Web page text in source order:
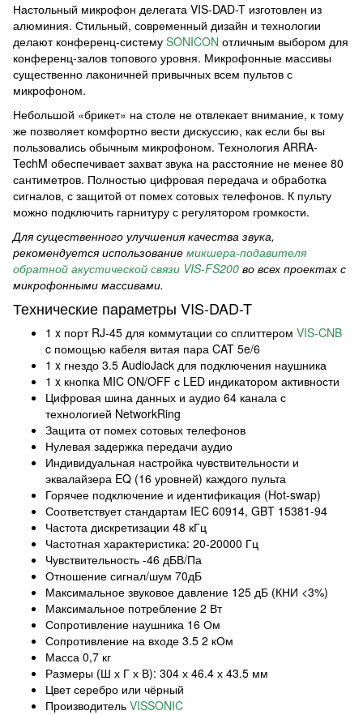
Настольный микрофон делегата VIS-DAD-T изготовлен из
алюминия. Стильный, современный дизайн и технологии
делают конференц-систему SONICON отличным выбором для
конференц-залов топового уровня. Микрофонные массивы
существенно лаконичней привычных всем пультов с
микрофоном.
Небольшой «брикет» на столе не отвлекает внимание, к тому
же позволяет комфортно вести дискуссию, как если бы вы
пользовались обычным микрофоном. Технология ARRA-
TechM обеспечивает захват звука на расстояние не менее 80
сантиметров. Полностью цифровая передача и обработка
сигналов, с защитой от помех сотовых телефонов. К пульту
можно подключить гарнитуру с регулятором громкости.
Для существенного улучшения качества звука,
рекомендуется использование микшера-подавителя
обратной акустической связи VIS-FS200 во всех проектах с
микрофонными массивами.
Технические параметры VIS-DAD-T
1 x порт RJ-45 для коммутации со сплиттером VIS-CNB
c помощью кабеля витая пара CAT 5e/6
1 x гнездо 3.5 AudioJack для подключения наушника
1 x кнопка MIC ON/OFF с LED индикатором активности
Цифровая шина данных и аудио 64 канала с
технологией NetworkRing
Защита от помех сотовых телефонов
Нулевая задержка передачи аудио
Индивидуальная настройка чувствительности и
эквалайзера EQ (16 уровней) каждого пульта
Горячее подключение и идентификация (Hot-swap)
Соответствует стандартам IEC 60914, GBT 15381-94
Частота дискретизации 48 кГц
Частотная характеристика: 20-20000 Гц
Чувствительность -46 дБВ/Па
Отношение сигнал/шум 70дБ
Максимальное звуковое давление 125 дБ (КНИ <3%)
Максимальное потребление 2 Вт
Сопротивление наушника 16 Ом
Сопротивление на входе 3.5 2 кОм
Масса 0,7 кг
Размеры (Ш х Г х В): 304 х 46.4 х 43.5 мм
Цвет серебро или чёрный
Производитель VISSONIC